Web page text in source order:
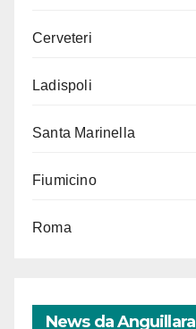
Cerveteri
Ladispoli
Santa Marinella
Fiumicino
Roma
News da Anguillara